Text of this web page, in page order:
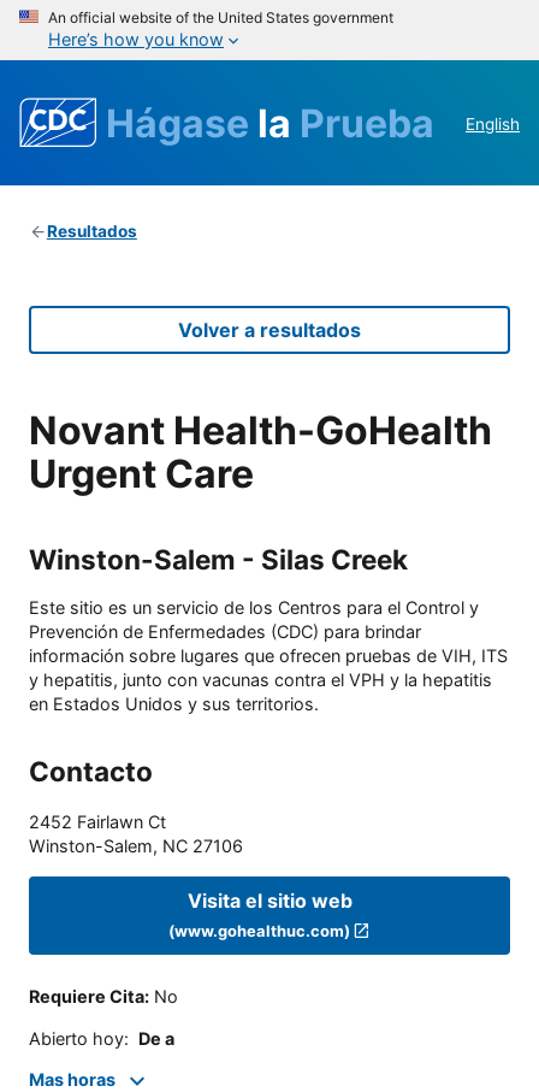
An official website of the United States government
Here’s how you know
Hágase la Prueba English
Resultados
Volver a resultados
Novant Health-GoHealth
Urgent Care
Winston-Salem - Silas Creek
Este sitio es un servicio de los Centros para el Control y
Prevención de Enfermedades (CDC) para brindar
información sobre lugares que ofrecen pruebas de VIH, ITS
y hepatitis, junto con vacunas contra el VPH y la hepatitis
en Estados Unidos y sus territorios.
Contacto
2452 Fairlawn Ct
Winston-Salem, NC 27106
Visita el sitio web
(www.gohealthuc.com)
Requiere Cita: No
Abierto hoy: De a
Mas horas